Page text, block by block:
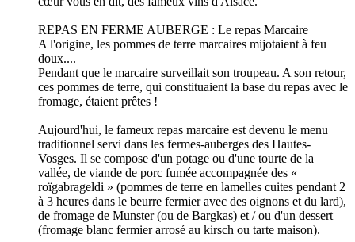
REPAS EN FERME AUBERGE : Le repas Marcaire
A l'origine, les pommes de terre marcaires mijotaient à feu
doux....
Pendant que le marcaire surveillait son troupeau. A son retour,
ces pommes de terre, qui constituaient la base du repas avec le
fromage, étaient prêtes !
Aujourd'hui, le fameux repas marcaire est devenu le menu
traditionnel servi dans les fermes-auberges des Hautes-
Vosges. Il se compose d'un potage ou d'une tourte de la
vallée, de viande de porc fumée accompagnée des «
roïgabrageldi » (pommes de terre en lamelles cuites pendant 2
à 3 heures dans le beurre fermier avec des oignons et du lard),
de fromage de Munster (ou de Bargkas) et / ou d'un dessert
(fromage blanc fermier arrosé au kirsch ou tarte maison).